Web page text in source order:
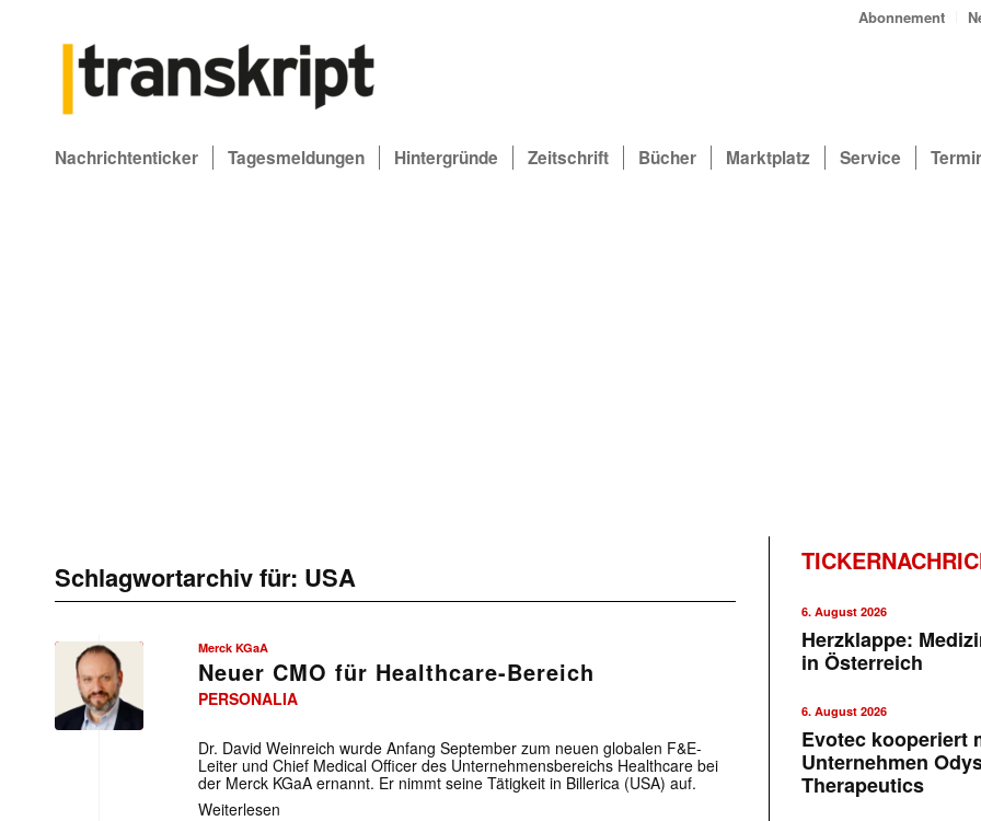
Abonnement
Nachrichtenticker Tagesmeldungen Hintergründe Zeitschrift Bücher Marktplatz Service
Schlagwortarchiv für: USA
Merck KGaA
Merck KGaA
Neuer CMO für Healthcare-Bereich
PERSONALIA
Dr. David Weinreich wurde Anfang September zum neuen globalen F&E-
Leiter und Chief Medical Officer des Unternehmensbereichs Healthcare bei
der Merck KGaA ernannt. Er nimmt seine Tätigkeit in Billerica (USA) auf.
Weiterlesen
6. August 2026
Herzklappe:
in Österreich
6. August 2026
Evotec kooperiert
Unternehmen
Therapeutics